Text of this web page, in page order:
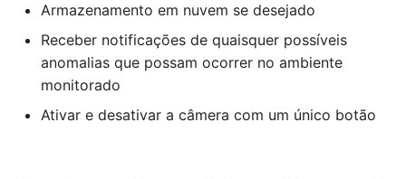
Armazenamento em nuvem se desejado
Receber notificações de quaisquer possíveis
anomalias que possam ocorrer no ambiente
monitorado
Ativar e desativar a câmera com um único botão